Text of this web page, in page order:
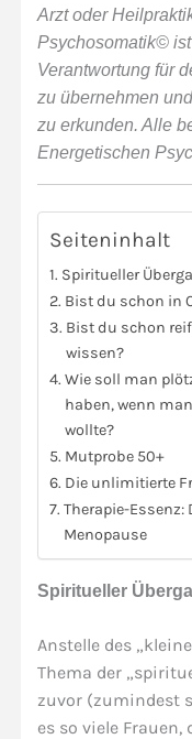
Arzt oder
Psychosomatik©
Verantwortung für
zu übernehmen
zu erkunden. Alle
Energetischen
Seiteninhalt
Spiritueller
Bist du schon in
Bist du schon
wissen?
Wie soll man
haben, wenn
wollte?
Mutprobe 50+
Die unlimitierte
Therapie-Essenz:
Menopause
Spiritueller
Anstelle des
Thema der
zuvor (zumindest
es so viele